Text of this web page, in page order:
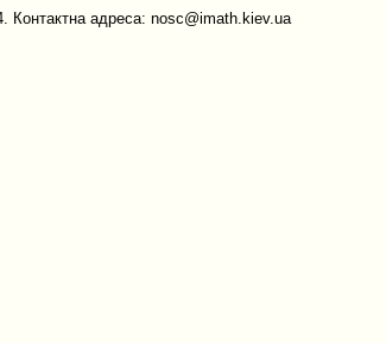
Контактна адреса: nosc@imath.kiev.ua